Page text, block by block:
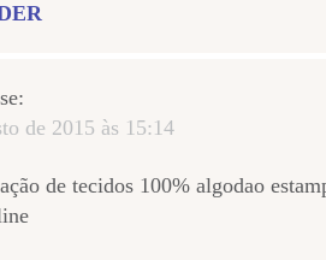
de 2015 às 15:14
de tecidos 100% algodao